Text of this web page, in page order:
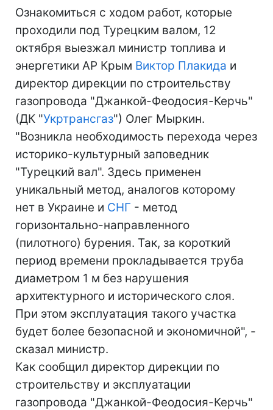
Ознакомиться с ходом работ, которые
проходили под Турецким валом, 12
октября выезжал министр топлива и
энергетики АР Крым Виктор Плакида и
директор дирекции по строительству
газопровода "Джанкой-Феодосия-Керчь"
(ДК "Укртрансгаз") Олег Мыркин.
"Возникла необходимость перехода через
историко-культурный заповедник
"Турецкий вал". Здесь применен
уникальный метод, аналогов которому
нет в Украине и СНГ - метод
горизонтально-направленного
(пилотного) бурения. Так, за короткий
период времени прокладывается труба
диаметром 1 м без нарушения
архитектурного и исторического слоя.
При этом эксплуатация такого участка
будет более безопасной и экономичной", -
сказал министр.
Как сообщил директор дирекции по
строительству и эксплуатации
газопровода "Джанкой-Феодосия-Керчь"